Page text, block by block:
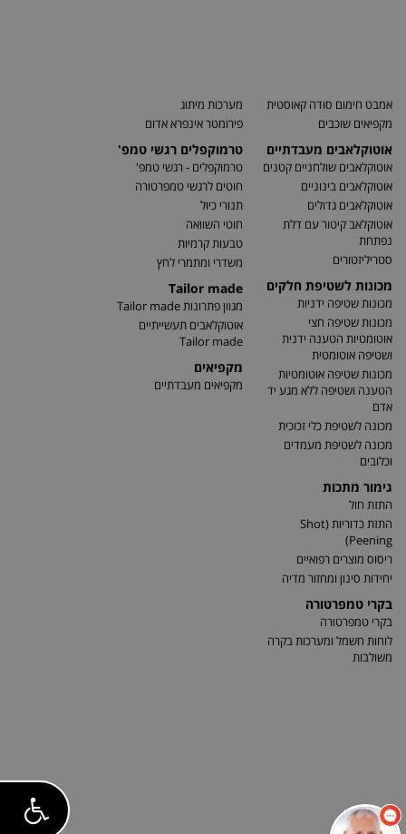
אמבט חימום סודה קאוסטית
מקפיאים שוכבים
אוטוקלאבים מעבדתיים
אוטוקלאבים שולחניים קטנים
אוטוקלאבים בינוניים
אוטוקלאבים גדולים
אוטוקלאב קיטור עם דלת
נפתחת
סטריליזטורים
מכונות לשטיפת חלקים
מכונות שטיפה ידניות
מכונות שטיפה חצי
אוטומטיות הטענה ידנית
ושטיפה אוטומטית
מכונות שטיפה אוטומטיות
הטענה ושטיפה ללא מגע יד
אדם
מכונה לשטיפת כלי זכוכית
מכונה לשטיפת מעמדים
וכלובים
גימור מתכות
התזת חול
התזת כדוריות (Shot
Peening)
ריסוס מוצרים רפואיים
יחידות סינון ומחזור מדיה
בקרי טמפרטורה
בקרי טמפרטורה
לוחות חשמל ומערכות בקרה
משולבות
מערכות מיתוג
פירומטר אינפרא אדום
טרמוקפלים רגשי טמפ'
טרמוקפלים - רגשי טמפ'
חוטים לרגשי טמפרטורה
תנורי כיול
חוטי השוואה
טבעות קרמיות
משדרי ומתמרי לחץ
Tailor made
מגוון פתרונות Tailor made
אוטוקלאבים תעשייתיים
Tailor made
מקפיאים
מקפיאים מעבדתיים